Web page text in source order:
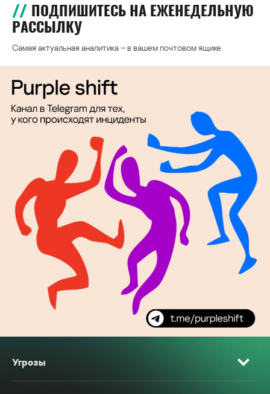
ПОДПИШИТЕСЬ НА ЕЖЕНЕДЕЛЬНУЮ
РАССЫЛКУ
Самая актуальная аналитика – в вашем почтовом ящике
Угрозы